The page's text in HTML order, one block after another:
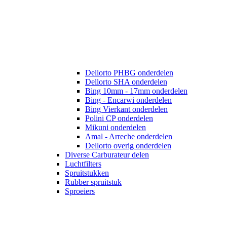
Dellorto PHBG onderdelen
Dellorto SHA onderdelen
Bing 10mm - 17mm onderdelen
Bing - Encarwi onderdelen
Bing Vierkant onderdelen
Polini CP onderdelen
Mikuni onderdelen
Amal - Arreche onderdelen
Dellorto overig onderdelen
Diverse Carburateur delen
Luchtfilters
Spruitstukken
Rubber spruitstuk
Sproeiers